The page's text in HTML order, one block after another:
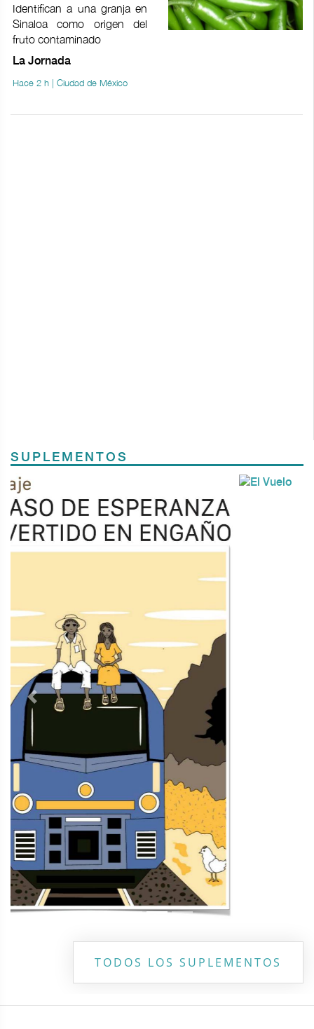
Identifican a una granja en
Sinaloa como origen del
fruto contaminado
La Jornada
Hace 2 h | Ciudad de México
SUPLEMENTOS
Previous
TODOS LOS SUPLEMENTOS